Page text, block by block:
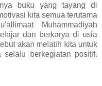
buku yang tayang di
kita semua terutama
Muhammadiyah
dan berkarya di usia
akan melatih kita untuk
berkegiatan positif.